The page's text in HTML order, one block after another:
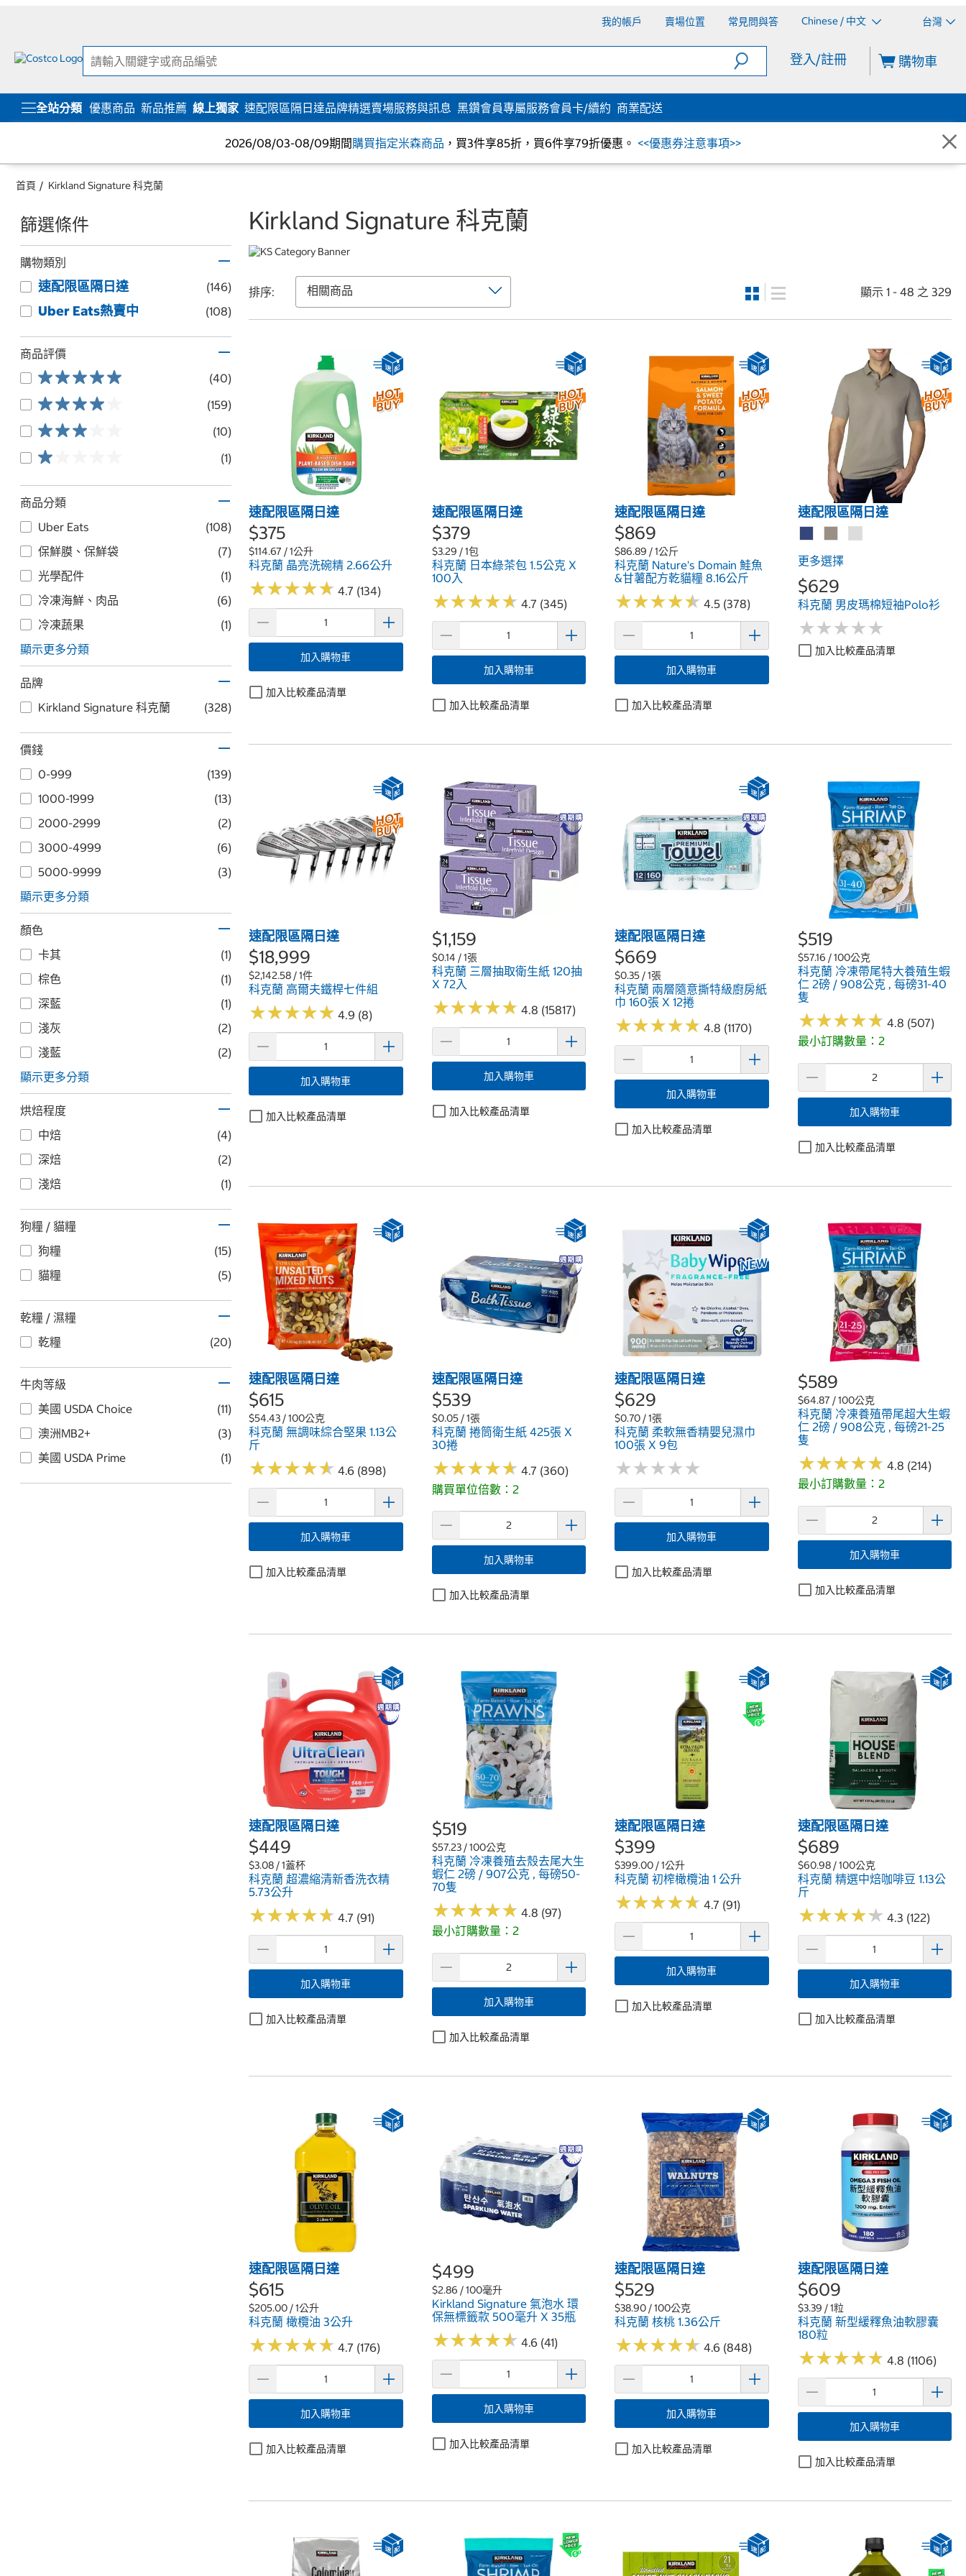
我的帳戶 賣場位置 常見問與答 Chinese / 中文 台灣
登入/註冊 購物車
全站分類 優惠商品 新品推薦 線上獨家 速配限區隔日達品牌精選賣場服務與訊息 黑鑽會員專屬服務會員卡/續約 商業配送
2026/08/03-08/09期間購買指定米森商品 ，買3件享85折，買6件享79折優惠。 <<優惠券注意事項>>
首頁 Kirkland Signature 科克蘭
篩選條件
購物類別
速配限區隔日達 (146)
Uber Eats熱賣中 (108)
商品評價
(40)
(159)
(10)
(1)
商品分類
Uber Eats
(108)
保鮮膜、保鮮袋
(7)
光學配件
(1)
冷凍海鮮、肉品
(6)
冷凍蔬果
(1)
顯示更多分類
品牌
Kirkland Signature 科克蘭
(328)
價錢
0-999
(139)
1000-1999
(13)
2000-2999
(2)
3000-4999
(6)
5000-9999
(3)
顯示更多分類
顏色
卡其
(1)
棕色
(1)
深藍
(1)
淺灰
(2)
淺藍
(2)
顯示更多分類
烘焙程度
中焙
(4)
深焙
(2)
淺焙
(1)
狗糧 / 貓糧
狗糧
(15)
貓糧
(5)
乾糧 / 濕糧
乾糧
(20)
牛肉等級
美國 USDA Choice
(11)
澳洲MB2+
(3)
美國 USDA Prime
(1)
Kirkland Signature 科克蘭
排序: 顯示 1 - 48 之 329
速配限區隔日達
$375
$114.67 / 1公升
科克蘭 晶亮洗碗精 2.66公升
★★★★★
★★★★★ 4.7 (134)
加入購物車
加入比較產品清單
速配限區隔日達
$379
$3.29 / 1包
科克蘭 日本綠茶包 1.5公克 X
100入
★★★★★
★★★★★ 4.7 (345)
加入購物車
加入比較產品清單
速配限區隔日達
$869
$86.89 / 1公斤
科克蘭 Nature's Domain 鮭魚
&甘薯配方乾貓糧 8.16公斤
★★★★★
★★★★★ 4.5 (378)
加入購物車
加入比較產品清單
速配限區隔日達
更多選擇
$629
科克蘭 男皮瑪棉短袖Polo衫
★★★★★
★★★★★
加入比較產品清單
速配限區隔日達
$18,999
$2,142.58 / 1件
科克蘭 高爾夫鐵桿七件組
★★★★★
★★★★★ 4.9 (8)
加入購物車
加入比較產品清單
$1,159
$0.14 / 1張
科克蘭 三層抽取衛生紙 120抽
X 72入
★★★★★
★★★★★ 4.8 (15817)
加入購物車
加入比較產品清單
速配限區隔日達
$669
$0.35 / 1張
科克蘭 兩層隨意撕特級廚房紙
巾 160張 X 12捲
★★★★★
★★★★★ 4.8 (1170)
加入購物車
加入比較產品清單
$519
$57.16 / 100公克
科克蘭 冷凍帶尾特大養殖生蝦
仁 2磅 / 908公克 , 每磅31-40
隻
★★★★★
★★★★★ 4.8 (507)
最小訂購數量：2
加入購物車
加入比較產品清單
速配限區隔日達
$615
$54.43 / 100公克
科克蘭 無調味綜合堅果 1.13公
斤
★★★★★
★★★★★ 4.6 (898)
加入購物車
加入比較產品清單
速配限區隔日達
$539
$0.05 / 1張
科克蘭 捲筒衛生紙 425張 X
30捲
★★★★★
★★★★★ 4.7 (360)
購買單位倍數：2
加入購物車
加入比較產品清單
速配限區隔日達
$629
$0.70 / 1張
科克蘭 柔軟無香精嬰兒濕巾
100張 X 9包
★★★★★
★★★★★
加入購物車
加入比較產品清單
$589
$64.87 / 100公克
科克蘭 冷凍養殖帶尾超大生蝦
仁 2磅 / 908公克 , 每磅21-25
隻
★★★★★
★★★★★ 4.8 (214)
最小訂購數量：2
加入購物車
加入比較產品清單
速配限區隔日達
$449
$3.08 / 1蓋杯
科克蘭 超濃縮清新香洗衣精
5.73公升
★★★★★
★★★★★ 4.7 (91)
加入購物車
加入比較產品清單
$519
$57.23 / 100公克
科克蘭 冷凍養殖去殼去尾大生
蝦仁 2磅 / 907公克 , 每磅50-
70隻
★★★★★
★★★★★ 4.8 (97)
最小訂購數量：2
加入購物車
加入比較產品清單
速配限區隔日達
$399
$399.00 / 1公升
科克蘭 初榨橄欖油 1 公升
★★★★★
★★★★★ 4.7 (91)
加入購物車
加入比較產品清單
速配限區隔日達
$689
$60.98 / 100公克
科克蘭 精選中焙咖啡豆 1.13公
斤
★★★★★
★★★★★ 4.3 (122)
加入購物車
加入比較產品清單
速配限區隔日達
$615
$205.00 / 1公升
科克蘭 橄欖油 3公升
★★★★★
★★★★★ 4.7 (176)
加入購物車
加入比較產品清單
$499
$2.86 / 100毫升
Kirkland Signature 氣泡水 環
保無標籤款 500毫升 X 35瓶
★★★★★
★★★★★ 4.6 (41)
加入購物車
加入比較產品清單
速配限區隔日達
$529
$38.90 / 100公克
科克蘭 核桃 1.36公斤
★★★★★
★★★★★ 4.6 (848)
加入購物車
加入比較產品清單
速配限區隔日達
$609
$3.39 / 1粒
科克蘭 新型緩釋魚油軟膠囊
180粒
★★★★★
★★★★★ 4.8 (1106)
加入購物車
加入比較產品清單